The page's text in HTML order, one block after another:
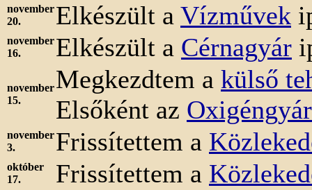
november
20.
Elkészült a Vízművek
november
16.
Elkészült a Cérnagyár
november
15.
Megkezdtem a külső
Elsőként az Oxigéngyár
november
3.
Frissítettem a
október
17.
Frissítettem a